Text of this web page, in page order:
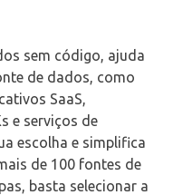
sem código, ajuda
de dados, como
SaaS,
e serviços de
escolha e simplifica
de 100 fontes de
basta selecionar a